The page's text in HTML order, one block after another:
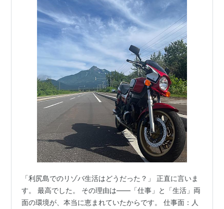
「利尻島でのリゾバ生活はどうだった？」 正直に言いま
す。 最高でした。 その理由は――「仕事」と「生活」両
面の環境が、本当に恵まれていたからです。 仕事面：人